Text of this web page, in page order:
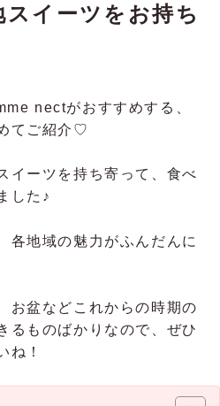
イーツをお持ち
nectがおすすめする、
てご紹介♡
イーツを持ち寄って、食べ
した♪
各地域の魅力がふんだんに
お盆などこれからの時期の
るものばかりなので、ぜひ
ね！